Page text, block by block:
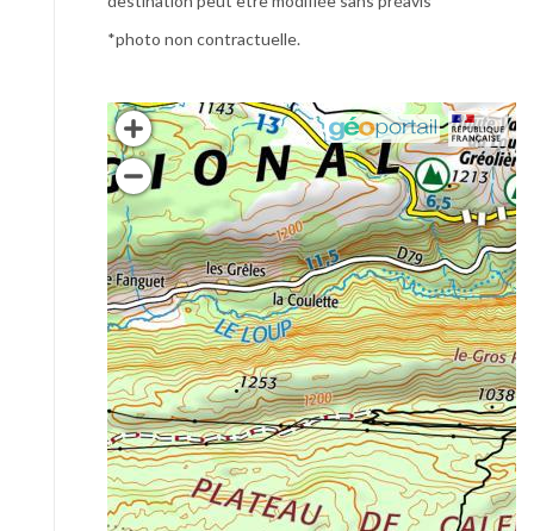
*photo non contractuelle.